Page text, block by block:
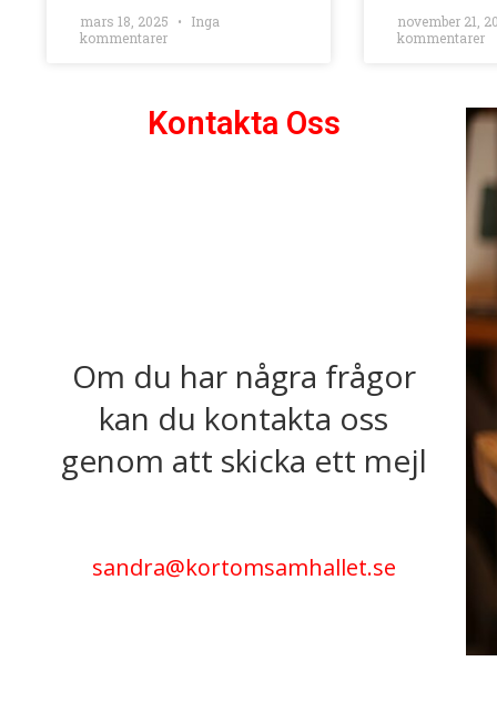
mars 18, 2025
Inga
kommentarer
november 21,
kommentarer
Kontakta Oss
Om du har några frågor
kan du kontakta oss
genom att skicka ett mejl
sandra@kortomsamhallet.se